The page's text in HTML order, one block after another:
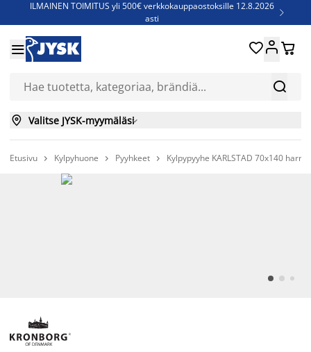
ILMAINEN TOIMITUS yli 500€ verkkokauppaostoksille 12.8.2026
asti

Jenkkisänkyjä - Säästä jopa 60%


 
 Valitse JYSK-myymäläsi
Etusivu  Kylpyhuone  Pyyhkeet  Kylpypyyhe KARLSTAD 70x140